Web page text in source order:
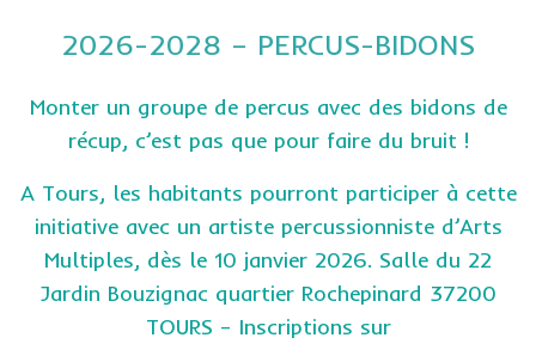
2026-2028 – PERCUS-BIDONS
Monter un groupe de percus avec des bidons de
récup, c’est pas que pour faire du bruit !
A Tours, les habitants pourront participer à cette
initiative avec un artiste percussionniste d’Arts
Multiples, dès le 10 janvier 2026. Salle du 22
Jardin Bouzignac quartier Rochepinard 37200
TOURS – Inscriptions sur